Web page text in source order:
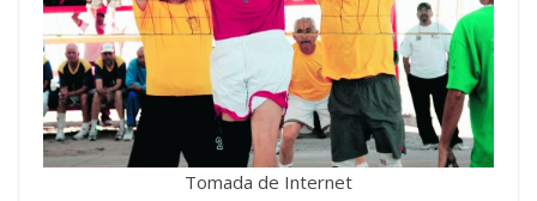
Tomada de Internet